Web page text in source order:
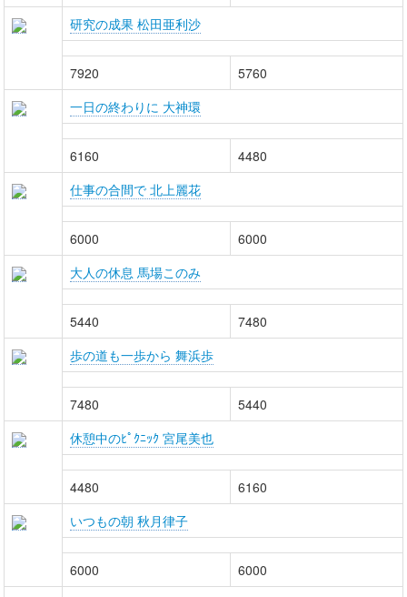
研究の成果 松田亜利沙
7920
5760
一日の終わりに 大神環
6160
4480
仕事の合間で 北上麗花
6000
6000
大人の休息 馬場このみ
5440
7480
歩の道も一歩から 舞浜歩
7480
5440
休憩中のﾋﾟｸﾆｯｸ 宮尾美也
4480
6160
いつもの朝 秋月律子
6000
6000